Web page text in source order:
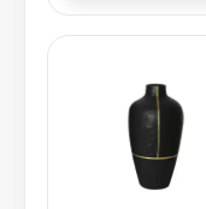
product
page